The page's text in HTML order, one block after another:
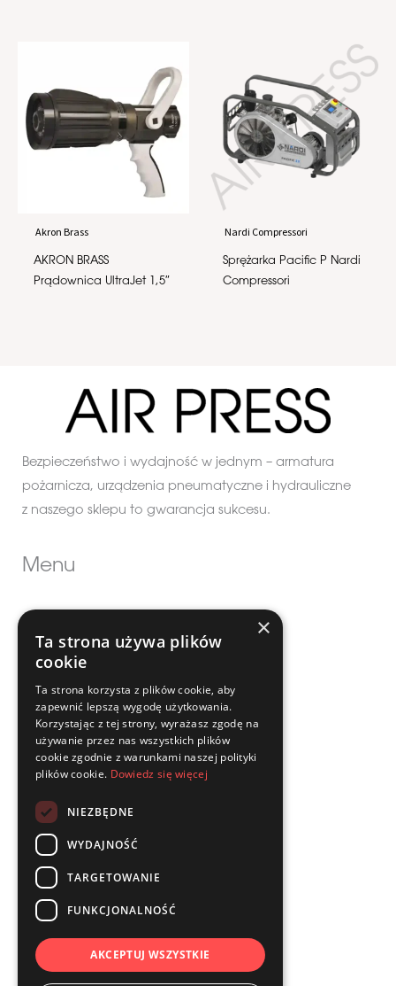
Akron Brass
AKRON BRASS
Prądownica UltraJet 1,5″
Nardi Compressori
Sprężarka Pacific P Nardi
Compressori
Bezpieczeństwo i wydajność w jednym – armatura
pożarnicza, urządzenia pneumatyczne i hydrauliczne
z naszego sklepu to gwarancja sukcesu.
Menu
Straż pożarna
Przemysł
Medycyna i higiena
Pliki do pobrania
Adres
ul. Pisankowa 1, 45-841 Opole
tel.:+48 77 402 42 60
e-mail: info@airpress.com.pl
F I
×
Ta strona używa plików
cookie
Ta strona korzysta z plików cookie, aby
zapewnić lepszą wygodę użytkowania.
Korzystając z tej strony, wyrażasz zgodę na
używanie przez nas wszystkich plików
cookie zgodnie z warunkami naszej polityki
plików cookie. Dowiedz się więcej
NIEZBĘDNE
WYDAJNOŚĆ
TARGETOWANIE
FUNKCJONALNOŚĆ
AKCEPTUJ WSZYSTKIE